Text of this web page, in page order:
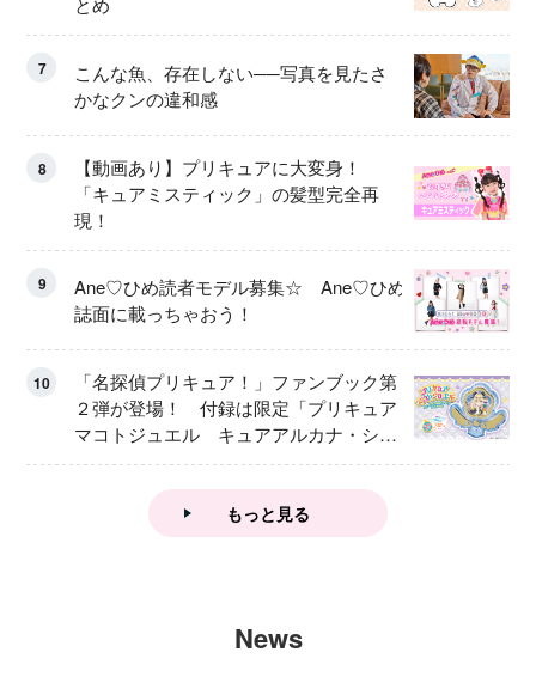
7
こんな魚、存在しない──写真を見たさ
かなクンの違和感
8
【動画あり】プリキュアに大変身！
「キュアミスティック」の髪型完全再
現！
9
Ane♡ひめ読者モデル募集☆ Ane♡ひめ
誌面に載っちゃおう！
10
「名探偵プリキュア！」ファンブック第
２弾が登場！ 付録は限定「プリキュア
マコトジュエル キュアアルカナ・シャ
ドウ アイスver.」 キュアエクレールを
もっと見る
News